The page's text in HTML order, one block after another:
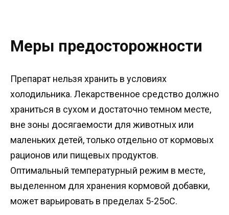
Меры предосторожности
Препарат нельзя хранить в условиях
холодильника. Лекарственное средство должно
храниться в сухом и достаточно темном месте,
вне зоны досягаемости для животных или
маленьких детей, только отдельно от кормовых
рационов или пищевых продуктов.
Оптимальный температурный режим в месте,
выделенном для хранения кормовой добавки,
может варьировать в пределах 5-25оС.